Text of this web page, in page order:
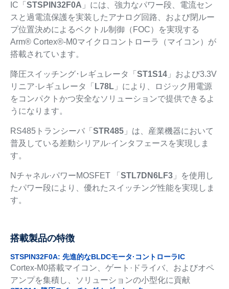
IC「 STSPIN32F0A 」には、強力なパワー段、電流セン
スと過電流保護を実装したアナログ回路、および閉ルー
プ位置決めによるベクトル制御（FOC）を実現する
Arm® Cortex®-M0マイクロコントローラ（マイコン）が
搭載されています。
降圧スイッチング･レギュレータ「 ST1S14」および3.3V
リニア·レギュレータ「 L78L」により、ロジック用電源
をコンパクトかつ安全なソリューションで提供できるよ
うになります。
RS485トランシーバ「 STR485」は、産業機器において
普及している差動シリアル·インタフェースを実現しま
す。
Nチャネル·パワーMOSFET 「 STL7DN6LF3」を使用し
たパワー段により、優れたスイッチング性能を実現しま
す。
搭載製品の特徴
STSPIN32F0A: 先進的なBLDCモータ·コントローラIC
Cortex-M0搭載マイコン、ゲート·ドライバ、およびオペ
アンプを集積し、ソリューションの小型化に貢献